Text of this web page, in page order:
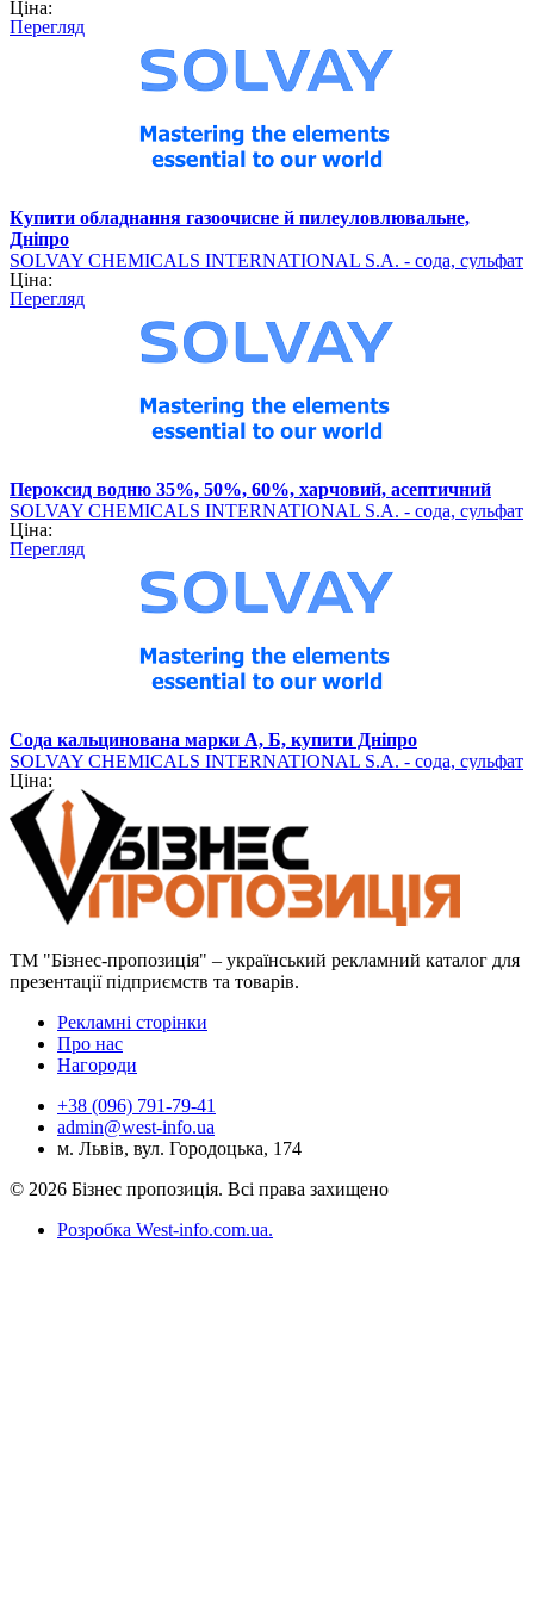
барію (хімічна продукція)
Ціна:
Перегляд
Купити обладнання газоочисне й пилеуловлювальне,
Дніпро
SOLVAY CHEMICALS INTERNATIONAL S.A. - сода, сульфат
барію (хімічна продукція)
Ціна:
Перегляд
Пероксид водню 35%, 50%, 60%, харчовий, асептичний
SOLVAY CHEMICALS INTERNATIONAL S.A. - сода, сульфат
барію (хімічна продукція)
Ціна:
Перегляд
Сода кальцинована марки А, Б, купити Дніпро
SOLVAY CHEMICALS INTERNATIONAL S.A. - сода, сульфат
барію (хімічна продукція)
Ціна:
ТМ "Бізнес-пропозиція" – український рекламний каталог для
презентації підприємств та товарів.
Рекламні сторінки
Про нас
Нагороди
+38 (096) 791-79-41
admin@west-info.ua
м. Львів, вул. Городоцька, 174
© 2026 Бізнес пропозиція. Всі права захищено
Розробка West-info.com.ua.